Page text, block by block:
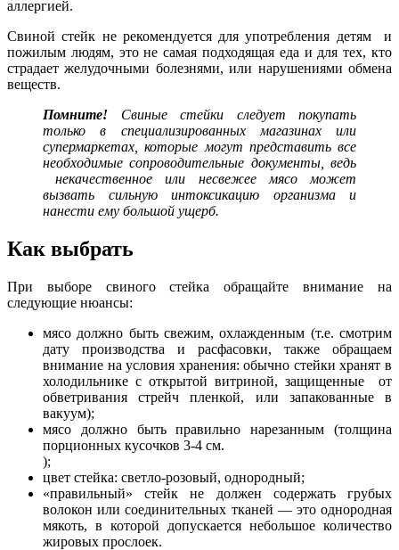
аллергией.
Свиной стейк не рекомендуется для употребления детям и
пожилым людям, это не самая подходящая еда и для тех, кто
страдает желудочными болезнями, или нарушениями обмена
веществ.
Помните! Свиные стейки следует покупать
только в специализированных магазинах или
супермаркетах, которые могут представить все
необходимые сопроводительные документы, ведь
некачественное или несвежее мясо может
вызвать сильную интоксикацию организма и
нанести ему большой ущерб.
Как выбрать
При выборе свиного стейка обращайте внимание на
следующие нюансы:
мясо должно быть свежим, охлажденным (т.е. смотрим
дату производства и расфасовки, также обращаем
внимание на условия хранения: обычно стейки хранят в
холодильнике с открытой витриной, защищенные от
обветривания стрейч пленкой, или запакованные в
вакуум);
мясо должно быть правильно нарезанным (толщина
порционных кусочков 3-4 см.
);
цвет стейка: светло-розовый, однородный;
«правильный» стейк не должен содержать грубых
волокон или соединительных тканей — это однородная
мякоть, в которой допускается небольшое количество
жировых прослоек.